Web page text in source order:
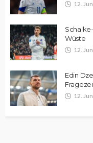
12.
Wüste
12.
Edin
12.